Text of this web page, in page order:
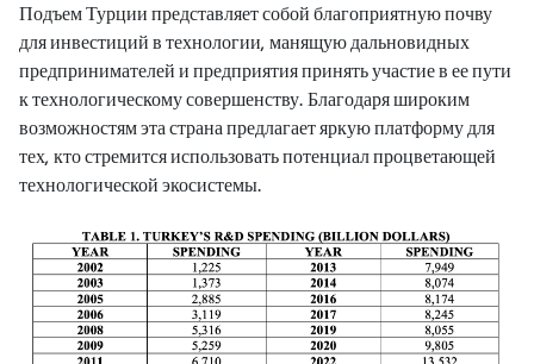
Подъем Турции представляет собой благоприятную почву
для инвестиций в технологии, манящую дальновидных
предпринимателей и предприятия принять участие в ее пути
к технологическому совершенству. Благодаря широким
возможностям эта страна предлагает яркую платформу для
тех, кто стремится использовать потенциал процветающей
технологической экосистемы.